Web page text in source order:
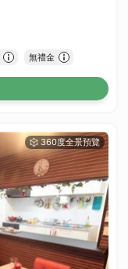
無禮金